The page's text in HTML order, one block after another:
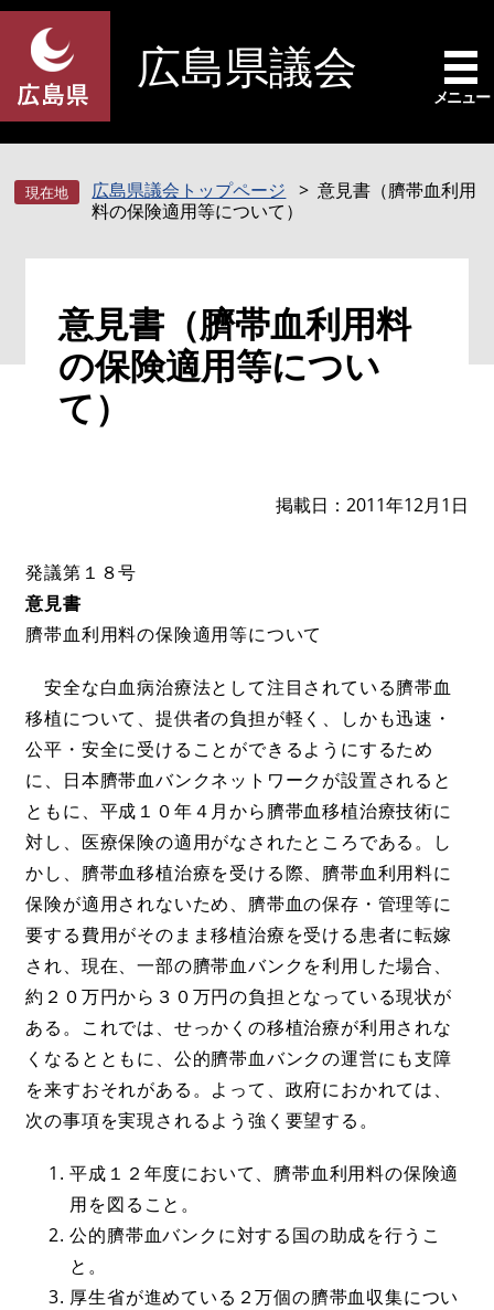
ペ
先
頭
す
メ
を
飛
し
広島県議会
メニュー
広島県議会トップページ
意見書（臍帯血利用
料の保険適用等について）
意見書（臍帯血利用料
の保険適用等につい
て）
掲載日 2011年12月1日
発議第１８号
意見書
臍帯血利用料の保険適用等について
安全な白血病治療法として注目されている臍帯血
移植について、提供者の負担が軽く、しかも迅速・
公平・安全に受けることができるようにするため
に、日本臍帯血バンクネットワークが設置されると
ともに、平成１０年４月から臍帯血移植治療技術に
対し、医療保険の適用がなされたところである。し
かし、臍帯血移植治療を受ける際、臍帯血利用料に
保険が適用されないため、臍帯血の保存・管理等に
要する費用がそのまま移植治療を受ける患者に転嫁
され、現在、一部の臍帯血バンクを利用した場合、
約２０万円から３０万円の負担となっている現状が
ある。これでは、せっかくの移植治療が利用されな
くなるとともに、公的臍帯血バンクの運営にも支障
を来すおそれがある。よって、政府におかれては、
次の事項を実現されるよう強く要望する。
平成１２年度において、臍帯血利用料の保険適
用を図ること。
公的臍帯血バンクに対する国の助成を行うこ
と。
厚生省が進めている２万個の臍帯血収集につい